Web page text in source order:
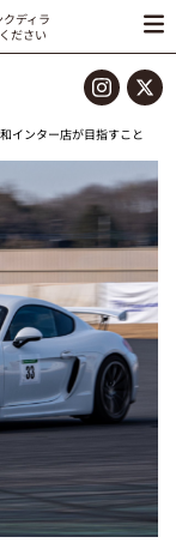
ディラ
ださい
インター店が目指すこと